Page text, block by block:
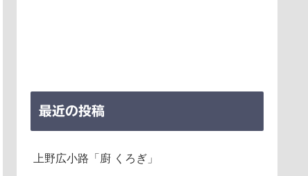
最近の投稿
上野広小路「廚 くろぎ」